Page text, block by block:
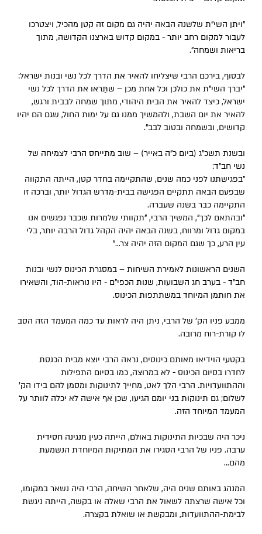
"ויתן השי"ת שלשנה הבאה יהיה גם מקום זה קטן מהכיל, ויצטרכו
לעבור למקום רחב יותר - במקום קדוש בארצנו הקדושה, מתוך
בריאות ושמחה".
לבסוף, בירכם הרבי שיצליחו להאיר את הדרך לכל נשי ובנות ישראל:
"יברך השי"ת את כולכן וכל אחת מכן – שתַּראו את הדרך לכל נשי
ישראל, כיצד להאיר את הבית היהודי, מתוך שמחה לבבית ורגש,
להאיר את יום השבת, ולהמשיך ממנו גם על ימות החול, שגם הם יהיו
קדושים, ובשמחה ובטוב לבב".
ובשנת תשכ"ג (ביום כ"ה באייר) – שוב מתייחס הרבי לצמיחה של
נשי חב"ד:
"בפגישתנו לפני כמה שנים, שהתקיימה בחדר קטן, הייתה התקווה
שבפעם הבאה תתקיים הפגישה בבית-מדרש הגדול יותר, וברכה זו
התקיימה כבר בשנה שעברה.
"ובהתאם לכך", המשיך הרבי, "תקוותי שלמרות שכבר נפגשים אנו
במקום גדול ומרווח, בשנה הבאה יהיה הקהל גדול הרבה יותר, בלי
עין הרע, כך שגם המקום הזה יהיה צר..."
השנים הראשונות לאמירת השיחות – במסגרת הכינוס לנשי ובנות
חב"ד - בערב חג השבועות, שנות הכפי"ם - היו נוראות-הוד, והשאירו
את חותמן המיוחד במשתתפות הכינוס.
ממבע פניו הק' של הרבי, ניתן היה לראות עד כמה המעמד הזה הסב
לו קורת-רוח מרובה.
בקטעי הוידיאו מאותם כינוסים, נראה הרבי יוצא מבית הכנסת
לחדרו בסיום הכינוס - לא במרוצה, כמו בסיום התפילות
וההתוועדויות. הרבי הלך לאט, מחייך לתינוקות ומסמן להם בידו הק'
לשלום; גם תינוקות בני יומם הגיעו, שכן אף אישה לא יכלה לוותר על
המעמד המיוחד הזה.
ניכר היה שבכיות התינוקות באולם, הייתה כעין מנגינה חסידית
ערבה. פניו של הרבי הסגירו את המתיקות המיוחדת הנשמעת
מהם...
המנהג באותם שנים היה, שלאחר השיחה, הרבי היה נשאר במקומו,
וכל אישה שרצתה לשאול את הרבי שאלה או בקשה, הייתה ניגשת
לבימת-ההתוועדות, ומבקשת או שואלת בקצרה.